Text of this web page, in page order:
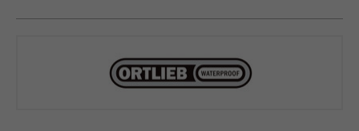
ORTLIEB